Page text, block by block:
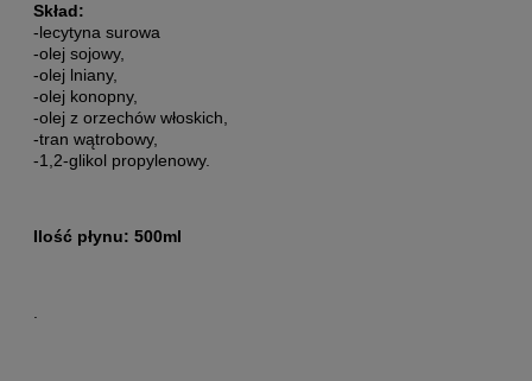
Skład:
-lecytyna surowa
-olej sojowy,
-olej lniany,
-olej konopny,
-olej z orzechów włoskich,
-tran wątrobowy,
-1,2-glikol propylenowy.
Ilość płynu: 500ml
.